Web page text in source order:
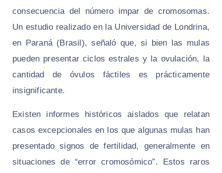
consecuencia del número impar de cromosomas.
Un estudio realizado en la Universidad de Londrina,
en Paraná (Brasil), señaló que, si bien las mulas
pueden presentar ciclos estrales y la ovulación, la
cantidad de óvulos fáctiles es prácticamente
insignificante.
Existen informes históricos aislados que relatan
casos excepcionales en los que algunas mulas han
presentado signos de fertilidad, generalmente en
situaciones de “error cromosómico”. Estos raros